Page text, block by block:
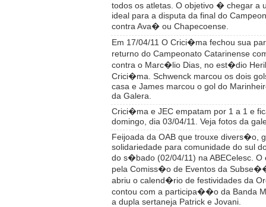
todos os atletas. O objetivo � chegar
ideal para a disputa da final do
contra Ava� ou Chapecoense.
Em 17/04/11 O Crici�ma fechou sua
returno do Campeonato Catarinense
contra o Marc�lio Dias, no est�dio
Crici�ma. Schwenck marcou os dois
casa e James marcou o gol do
da Galera.
Crici�ma e JEC empatam por 1 a 1 e
domingo, dia 03/04/11. Veja fotos da
Feijoada da OAB que trouxe divers�o,
solidariedade para comunidade do sul
do s�bado (02/04/11) na ABECelesc. O
pela Comiss�o de Eventos da
abriu o calend�rio de festividades da
contou com a participa��o da Banda
a dupla sertaneja Patrick e Jovani.